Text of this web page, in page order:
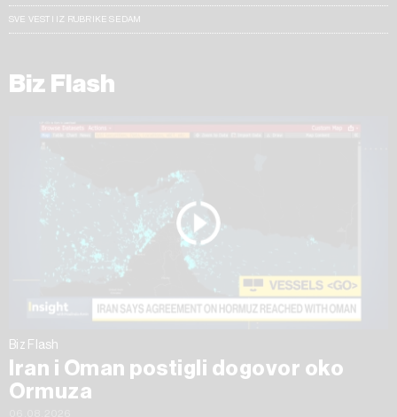
SVE VESTI IZ RUBRIKE SEDAM
Biz Flash
Biz Flash
Iran i Oman postigli dogovor oko
Ormuza